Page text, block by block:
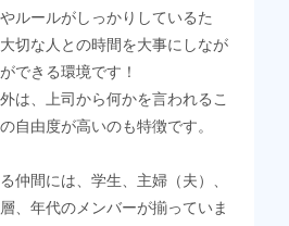
ルールがしっかりしているた
切な人との時間を大事にしなが
できる環境です！
は、上司から何かを言われるこ
自由度が高いのも特徴です。
仲間には、学生、主婦（夫）、
、年代のメンバーが揃っていま